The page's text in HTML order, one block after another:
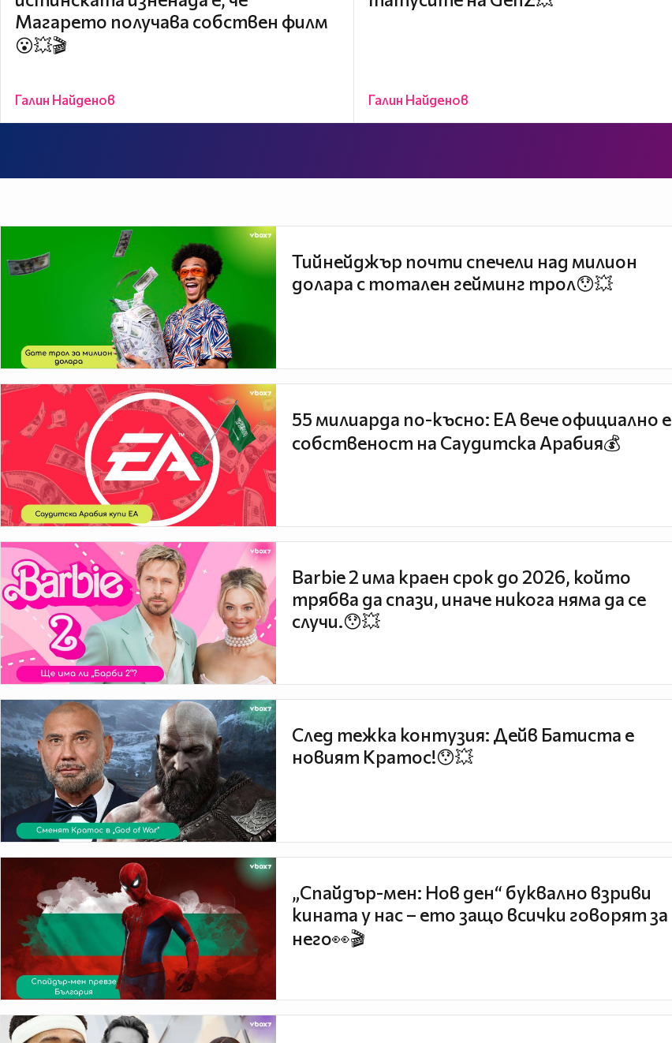
Магарето получава собствен филм
😮💥🎬
Галин Найденов Галин Найденов
Тийнейджър почти спечели над милион
долара с тотален гейминг трол😯💥
55 милиарда по-късно: EA вече официално е
собственост на Саудитска Арабия💰
Barbie 2 има краен срок до 2026, който
трябва да спази, иначе никога няма да се
случи.😯💥
След тежка контузия: Дейв Батиста е
новият Кратос!😯💥
„Спайдър-мен: Нов ден“ буквално взриви
кината у нас – ето защо всички говорят за
него👀🎬